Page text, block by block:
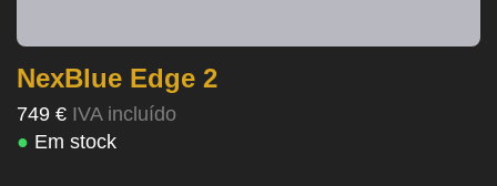
NexBlue Edge 2
749 € IVA incluído
● Em stock